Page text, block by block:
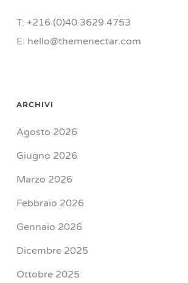
T: +216 (0)40 3629 4753
E: hello@themenectar.com
ARCHIVI
Agosto 2026
Giugno 2026
Marzo 2026
Febbraio 2026
Gennaio 2026
Dicembre 2025
Ottobre 2025